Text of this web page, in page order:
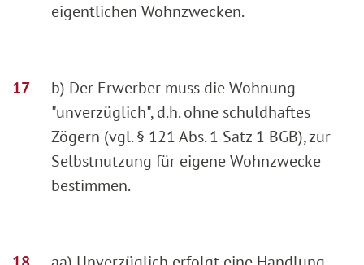
eigentlichen Wohnzwecken.
b) Der Erwerber muss die Wohnung
"unverzüglich", d.h. ohne schuldhaftes
Zögern (vgl. § 121 Abs. 1 Satz 1 BGB), zur
Selbstnutzung für eigene Wohnzwecke
bestimmen.